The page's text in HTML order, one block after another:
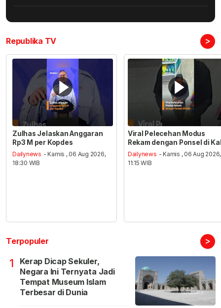
Republika TV >
Zulhas Jelaskan Anggaran
Rp3 M per Kopdes
Dailynews - Kamis , 06 Aug 2026,
18:30 WIB
Viral Pelecehan Modus
Rekam dengan Ponsel di
Dailynews - Kamis , 06 Aug 2026,
11:15 WIB
Terpopuler >
1
Kerap Dicap Sekuler,
Negara Ini Ternyata Jadi
Tempat Museum Islam
Terbesar di Dunia